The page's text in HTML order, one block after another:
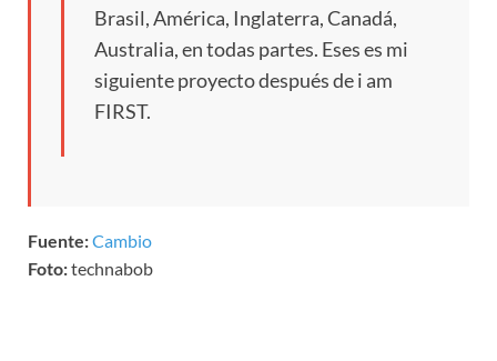
Brasil, América, Inglaterra, Canadá,
Australia, en todas partes. Eses es mi
siguiente proyecto después de i am
FIRST.
Fuente:Cambio
Foto:technabob